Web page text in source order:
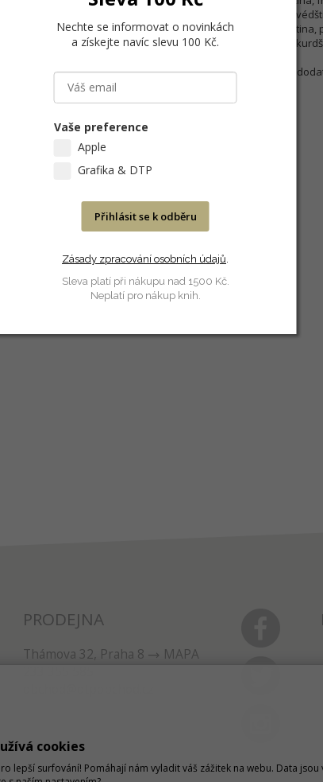
případě
písma
portugalština, španělština a
čeština, maďarština,
srbština (v latince), turečtina,
Písmo můžeme po zaplacení
PRODEJNA
Thámova 32, Praha 8
MAPA
cookies
lepší surfování! Pomáhají nám vyladit váš zážitek na webu. Data jsou
Nechte se informovat o novinkách
a získejte navíc slevu 100 Kč.
Vaše preference
Apple
Grafika & DTP
Přihlásit se k odběru
Zásady zpracování osobních údajů
Sleva platí při nákupu nad 1500 Kč.
Neplatí pro nákup knih.